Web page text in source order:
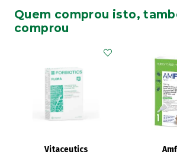
Plus
Cápsulas
Quem comprou isto,
comprou
Vitaceutics